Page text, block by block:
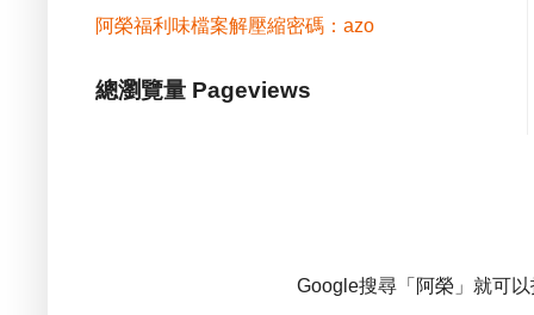
阿榮福利味檔案解壓縮密碼：azo
總瀏覽量 Pageviews
Google搜尋「阿榮」就可